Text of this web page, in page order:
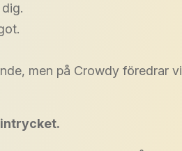
men på Crowdy föredrar